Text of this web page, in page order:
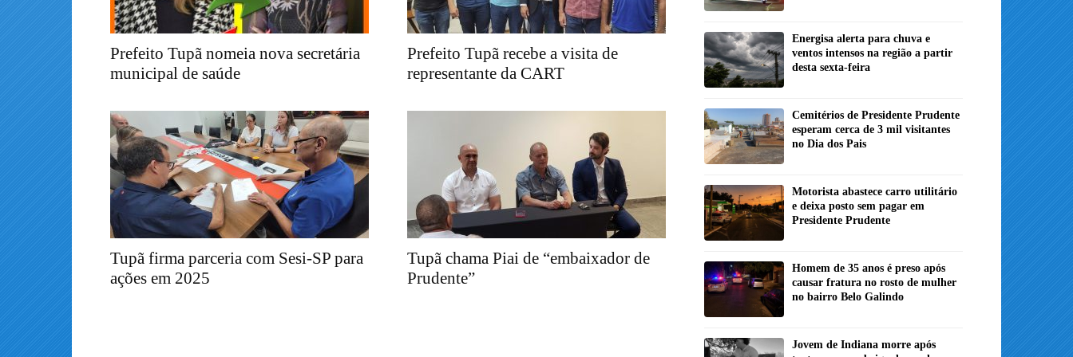
Prefeito Tupã nomeia nova secretária
municipal de saúde
Prefeito Tupã recebe a visita de
representante da CART
Tupã firma parceria com Sesi-SP para
ações em 2025
Tupã chama Piai de “embaixador de
Prudente”
Energisa alerta para chuva e
ventos intensos na região a partir
desta sexta-feira
Cemitérios de Presidente Prudente
esperam cerca de 3 mil visitantes
no Dia dos Pais
Motorista abastece carro utilitário
e deixa posto sem pagar em
Presidente Prudente
Homem de 35 anos é preso após
causar fratura no rosto de mulher
no bairro Belo Galindo
Jovem de Indiana morre após